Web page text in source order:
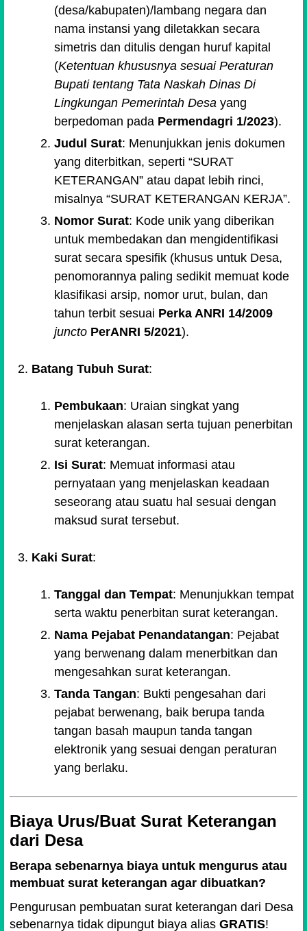
(desa/kabupaten)/lambang negara dan
nama instansi yang diletakkan secara
simetris dan ditulis dengan huruf kapital
(Ketentuan khususnya sesuai Peraturan
Bupati tentang Tata Naskah Dinas Di
Lingkungan Pemerintah Desayang
berpedoman pada Permendagri 1/2023).
Judul Surat: Menunjukkan jenis dokumen
yang diterbitkan, seperti SURAT
KETERANGAN atau dapat lebih rinci,
misalnya SURAT KETERANGAN KERJA .
Nomor Surat: Kode unik yang diberikan
untuk membedakan dan mengidentifikasi
surat secara spesifik (khusus untuk Desa,
penomorannya paling sedikit memuat kode
klasifikasi arsip, nomor urut, bulan, dan
tahun terbit sesuai Perka ANRI 14/2009
juncto PerANRI 5/2021).
Batang Tubuh Surat:
Pembukaan: Uraian singkat yang
menjelaskan alasan serta tujuan penerbitan
surat keterangan.
Isi Surat: Memuat informasi atau
pernyataan yang menjelaskan keadaan
seseorang atau suatu hal sesuai dengan
maksud surat tersebut.
Kaki Surat:
Tanggal dan Tempat: Menunjukkan tempat
serta waktu penerbitan surat keterangan.
Nama Pejabat Penandatangan: Pejabat
yang berwenang dalam menerbitkan dan
mengesahkan surat keterangan.
Tanda Tangan: Bukti pengesahan dari
pejabat berwenang, baik berupa tanda
tangan basah maupun tanda tangan
elektronik yang sesuai dengan peraturan
yang berlaku.
Biaya Urus/Buat Surat Keterangan
dari Desa
Berapa sebenarnya biaya untuk mengurus atau
membuat surat keterangan agar dibuatkan?
Pengurusan pembuatan surat keterangan dari Desa
sebenarnya tidak dipungut biaya alias GRATIS!